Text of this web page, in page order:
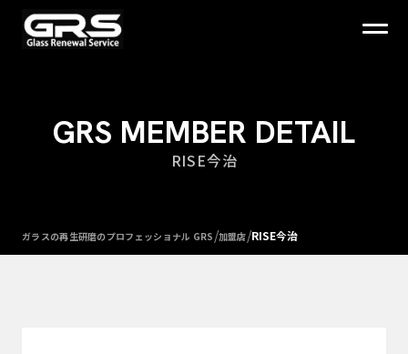
GRS MEMBER DETAIL
RISE今治
ガラスの再生研磨のプロフェッショナル GRS /加盟店/RISE今治